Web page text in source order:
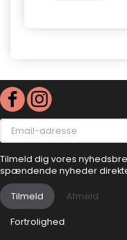
Email-
adresse
Tilmeld dig vores
spændende nyheder
Tilmeld Afmeld
Fortrolighed